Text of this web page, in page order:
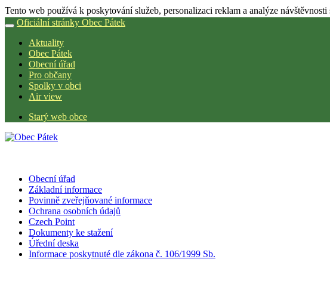
Tento web používá k poskytování služeb, personalizaci reklam a analýze
Oficiální stránky Obec Pátek
Aktuality
Obec Pátek
Obecní úřad
Pro občany
Spolky v obci
Air view
Starý web obce
Obecní úřad
Základní informace
Povinně zveřejňované informace
Ochrana osobních údajů
Czech Point
Dokumenty ke stažení
Úřední deska
Informace poskytnuté dle zákona č. 106/1999 Sb.